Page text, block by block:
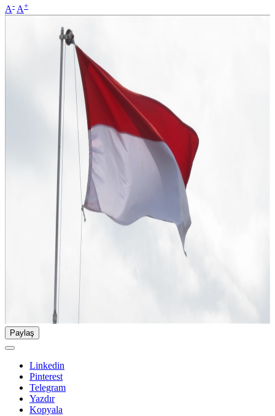
A- A+
Paylaş
Linkedin
Pinterest
Telegram
Yazdır
Kopyala